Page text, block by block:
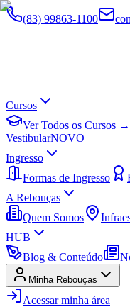
(83) 99863-1100
Cursos
Ver Todos os Cursos →
VestibularNOVO
Ingresso
Formas de Ingresso
A Rebouças
Quem Somos
HUB
Blog & Conteúdo
Minha Rebouças
Acessar minha área